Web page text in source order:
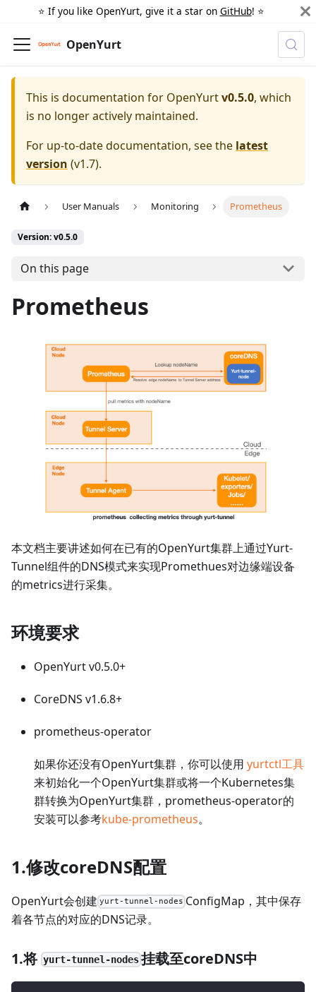
⭐️ If you like OpenYurt, give it a star on GitHub! ⭐️
OpenYurt
This is documentation for OpenYurtv0.5.0, which
is no longer actively maintained.
For up-to-date documentation, see the latest
version (v1.7).
User Manuals Monitoring Prometheus
Version: v0.5.0
On this page
Prometheus
本文档主要讲述如何在已有的OpenYurt集群上通过Yurt-
Tunnel组件的DNS模式来实现Promethues对边缘端设备
的metrics进行采集。
环境要求
OpenYurt v0.5.0+
CoreDNS v1.6.8+
prometheus-operator
如果你还没有OpenYurt集群，你可以使用 yurtctl工具
来初始化一个OpenYurt集群或将一个Kubernetes集
群转换为OpenYurt集群，prometheus-operator的
安装可以参考kube-prometheus。
1.修改coreDNS配置
OpenYurt会创建 yurt-tunnel-nodes ConfigMap，其中保存
着各节点的对应的DNS记录。
1.将 yurt-tunnel-nodes 挂载至coreDNS中